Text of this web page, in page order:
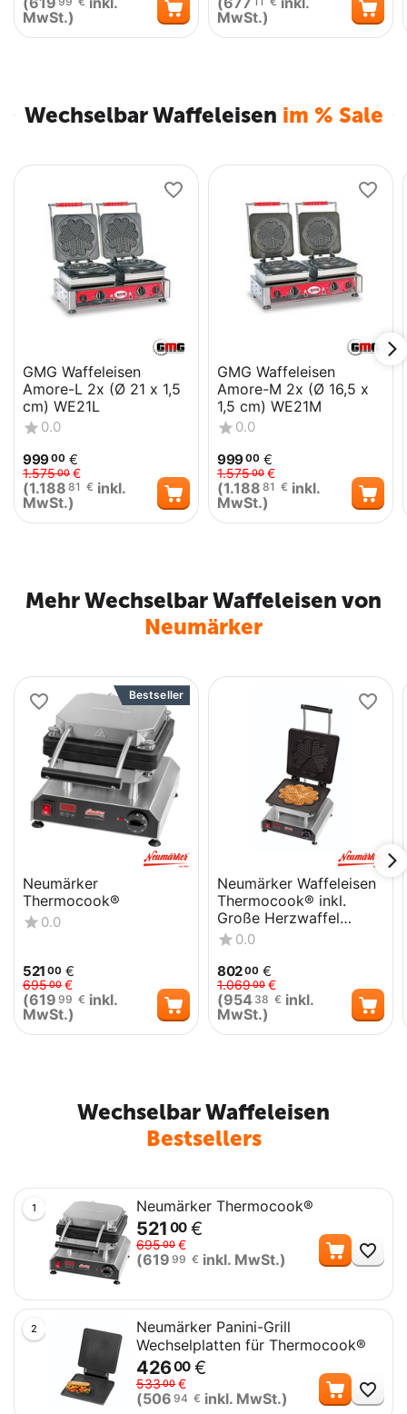
MwSt.)
MwSt.)
Wechselbar Waffeleisen im % Sale
GMG Waffeleisen
Amore-L 2x (Ø 21 x 1,5
cm) WE21L
0.0
99900 €
1.57500 €
(1.188 81 € inkl.
MwSt.)
GMG Waffeleisen
Amore-M 2x (Ø 16,5 x
1,5 cm) WE21M
0.0
99900 €
1.57500 €
(1.188 81 € inkl.
MwSt.)
Mehr Wechselbar Waffeleisen von
Neumärker
Bestseller
Neumärker
Thermocook®
0.0
521 00 €
69500 €
(619 99 € inkl.
MwSt.)
Neumärker Waffeleisen
Thermocook® inkl.
Große Herzwaffel
Wechselplatten
0.0
80200 €
1.06900 €
(954 38 € inkl.
MwSt.)
Wechselbar Waffeleisen
Bestsellers
1 Neumärker Thermocook®
521 00 €
69500 €
(619 99 € inkl. MwSt.)
2
Neumärker Panini-Grill
Wechselplatten für Thermocook®
42600 €
53300 €
(506 94 € inkl. MwSt.)